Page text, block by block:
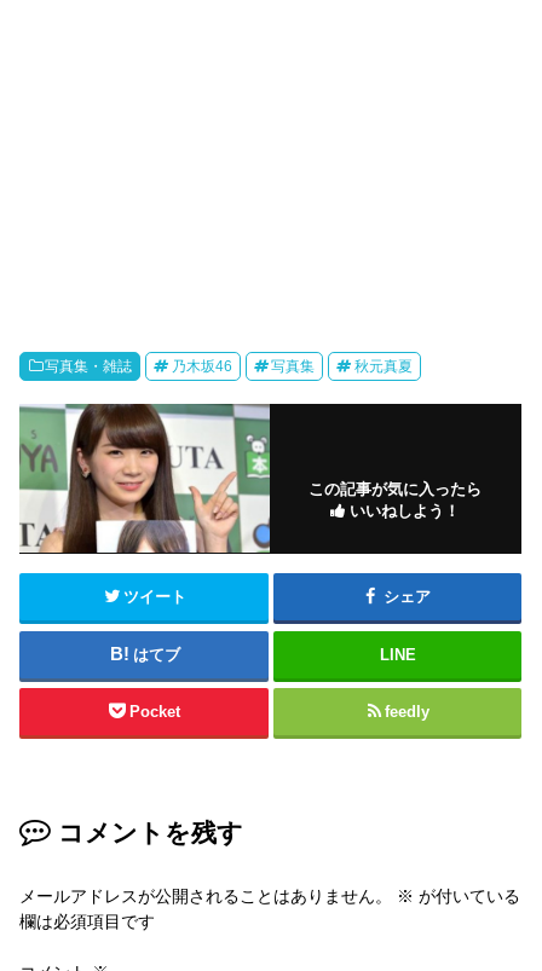
写真集・雑誌 乃木坂46 写真集 秋元真夏
この記事が気に入ったら
いいねしよう！
ツイート シェア
はてブ LINE
Pocket feedly
コメントを残す
メールアドレスが公開されることはありません。 ※ が付いている
欄は必須項目です